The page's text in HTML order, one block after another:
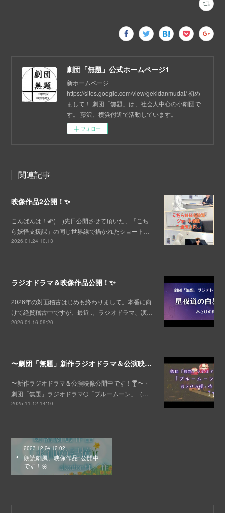
劇団「無題」公式ホームページ1
新ホームページ
https://sites.google.com/view/gekidanmudai/ 初め
まして！ 劇団「無題」は、社会人中心の小劇団で
す。 藤沢、横浜付近で活動しています。
フォロー
関連記事
映像作品2公開！✨
こんばんは！🌠(__)先日公開させて頂いた、「こち
ら妖怪支援課」の同じ世界線で描かれたショート…
2026.01.24 10:13
ラジオドラマ＆映像作品公開！✨
2026年の対面稽古はじめも終わりまして。本番に向
けて絶賛稽古中ですが、最近‥。ラジオドラマ、演…
2026.01.16 09:20
〜劇団「無題」新作ラジオドラマ＆公演映像公開中！🍸️〜
〜新作ラジオドラマ＆公演映像公開中です！🍸️〜・
劇団「無題」ラジオドラマ🌕️「ブルームーン」（…
2025.11.12 14:10
2023.12.24 12:02
朗読劇風、映像作品‥公開中
です！🌼